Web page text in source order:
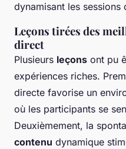
dynamisant les sessions
Leçons tirées des
direct
Plusieurs leçons ont pu
expériences riches.
directe favorise un
où les participants se
Deuxièmement, la
contenu dynamique